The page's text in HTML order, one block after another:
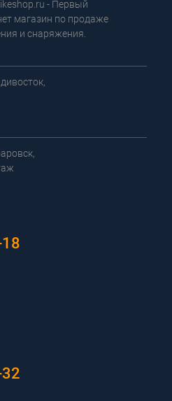
- Первый
магазин по продаже
и снаряжения.